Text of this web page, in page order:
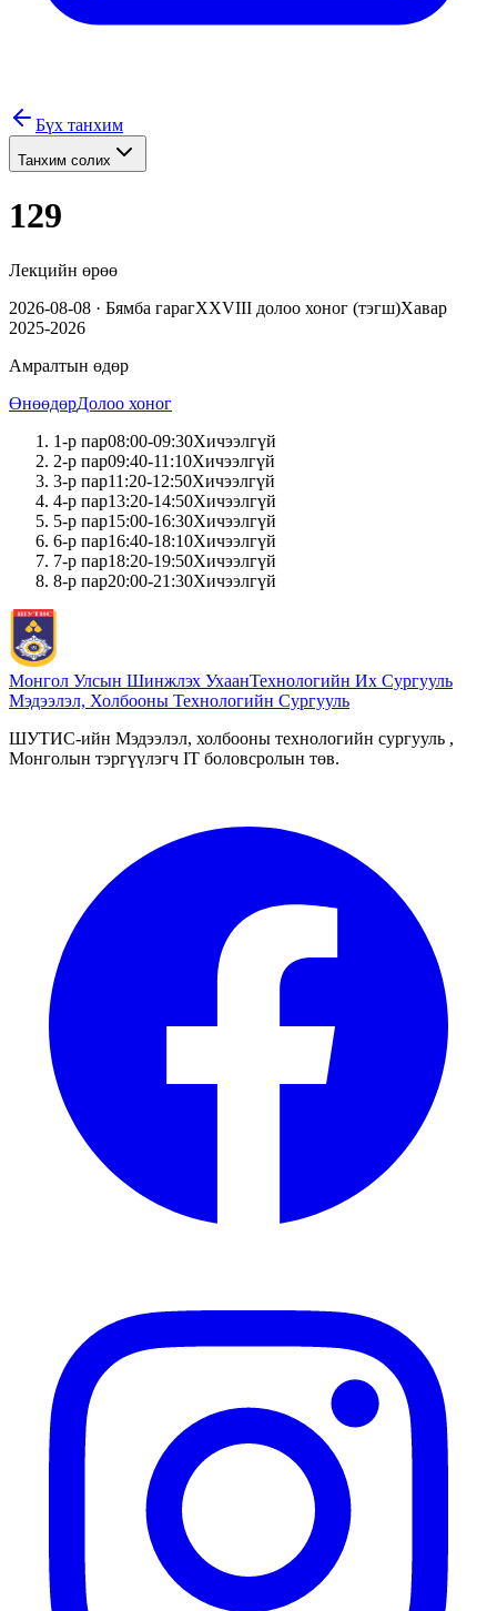
Бүх танхим
Танхим солих
129
Лекцийн өрөө
2026-08-08 · Бямба гарагXXVIII долоо хоног (тэгш)Хавар
2025-2026
Амралтын өдөр
ӨнөөдөрДолоо хоног
1-р пар08:00-09:30Хичээлгүй
2-р пар09:40-11:10Хичээлгүй
3-р пар11:20-12:50Хичээлгүй
4-р пар13:20-14:50Хичээлгүй
5-р пар15:00-16:30Хичээлгүй
6-р пар16:40-18:10Хичээлгүй
7-р пар18:20-19:50Хичээлгүй
8-р пар20:00-21:30Хичээлгүй
Монгол Улсын Шинжлэх УхаанТехнологийн Их Сургууль
Мэдээлэл, Холбооны Технологийн Сургууль
ШУТИС-ийн Мэдээлэл, холбооны технологийн сургууль ,
Монголын тэргүүлэгч IT боловсролын төв.